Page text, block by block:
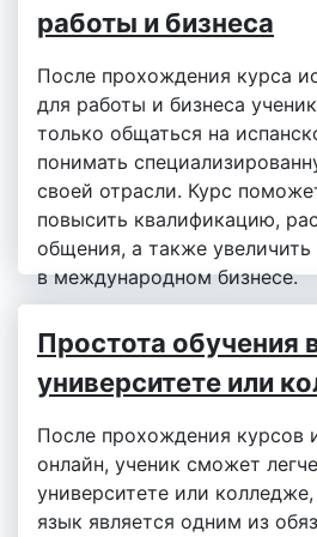
работы и бизнеса
После прохождения курса
для работы и бизнеса
только общаться на
понимать
своей отрасли. Курс
повысить квалификацию,
общения, а также
в международном бизнесе.
Простота обучения
университете или
После прохождения курсов
онлайн, ученик сможет
университете или
язык является одним из